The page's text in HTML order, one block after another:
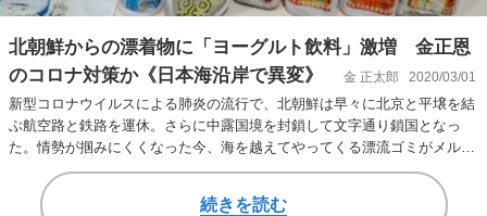
北朝鮮からの漂着物に「ヨーグルト飲料」激増 金正恩
のコロナ対策か《日本海沿岸で異変》
金 正太郎 2020/03/01
新型コロナウイルスによる肺炎の流行で、北朝鮮は早々に北京と平壌を結
ぶ航空路と鉄路を運休。さらに中露国境を封鎖して文字通り鎖国となっ
た。情勢が掴みにくくなった今、海を越えてやってくる漂流ゴミがメルク
マールになるのでは…
続きを読む